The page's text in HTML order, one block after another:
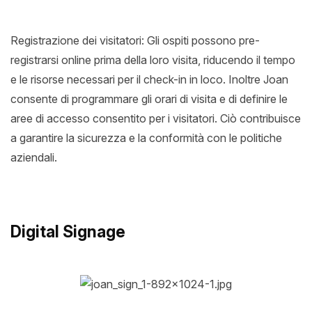
Registrazione dei visitatori: Gli ospiti possono pre-
registrarsi online prima della loro visita, riducendo il tempo
e le risorse necessari per il check-in in loco. Inoltre Joan
consente di programmare gli orari di visita e di definire le
aree di accesso consentito per i visitatori. Ciò contribuisce
a garantire la sicurezza e la conformità con le politiche
aziendali.
Digital Signage